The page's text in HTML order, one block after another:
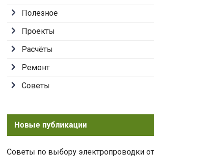
Полезное
Проекты
Расчёты
Ремонт
Советы
Новые публикации
Советы по выбору электропроводки от